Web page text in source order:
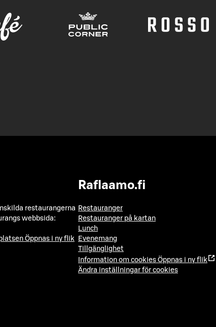
restaurangerna
webbsida:
Öppnas i ny flik
Raflaamo.fi
Restauranger
Restauranger på kartan
Lunch
Evenemang
Tillgänglighet
Information om cookies Öppnas i ny flik
Ändra inställningar för cookies